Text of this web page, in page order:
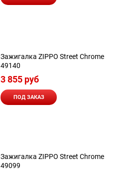
Зажигалка ZIPPO Street Chrome
49140
3 855 руб
ПОД ЗАКАЗ
Зажигалка ZIPPO Street Chrome
49099